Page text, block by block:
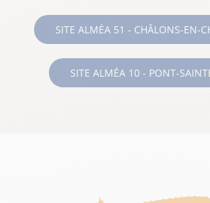
SITE ALMÉA 51 - CHÂLONS-EN-
SITE ALMÉA 10 - PONT-